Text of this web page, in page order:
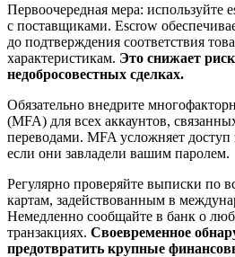
Первоочередная мера: используйте
с поставщиками. Escrow
до подтверждения соответствия
характеристикам. Это снижает
недобросовестных сделках.
Обязательно внедрите
(MFA) для всех аккаунтов,
переводами. MFA усложняет
если они завладели вашим паролем.
Регулярно проверяйте выписки по
картам, задействованным в
Немедленно сообщайте в банк о
транзакциях. Своевременное
предотвратить крупные